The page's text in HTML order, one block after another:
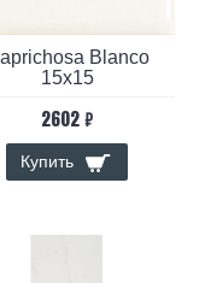
Blanco
15x15
2602 ₽
Купить